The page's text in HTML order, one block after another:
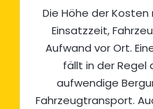
Die Höhe der
Einsatzzeit,
Aufwand vor Ort.
fällt in der Regel
aufwendige
Fahrzeugtransport.